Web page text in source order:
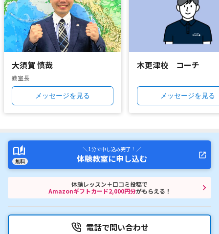
大須賀 慎哉
教室長
メッセージを見る
木更津校 コーチ
メッセージを見る
無料
＼ 1分で申し込み完了！ ／
体験教室に申し込む
体験レッスン＋口コミ投稿で
Amazonギフトカード2,000円分がもらえる！
電話で問い合わせ